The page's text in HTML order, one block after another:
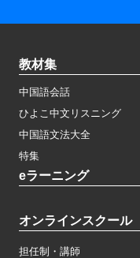
教材集
中国語会話
ひよこ中文リスニング
中国語文法大全
特集
eラーニング
オンラインスクール
担任制・講師